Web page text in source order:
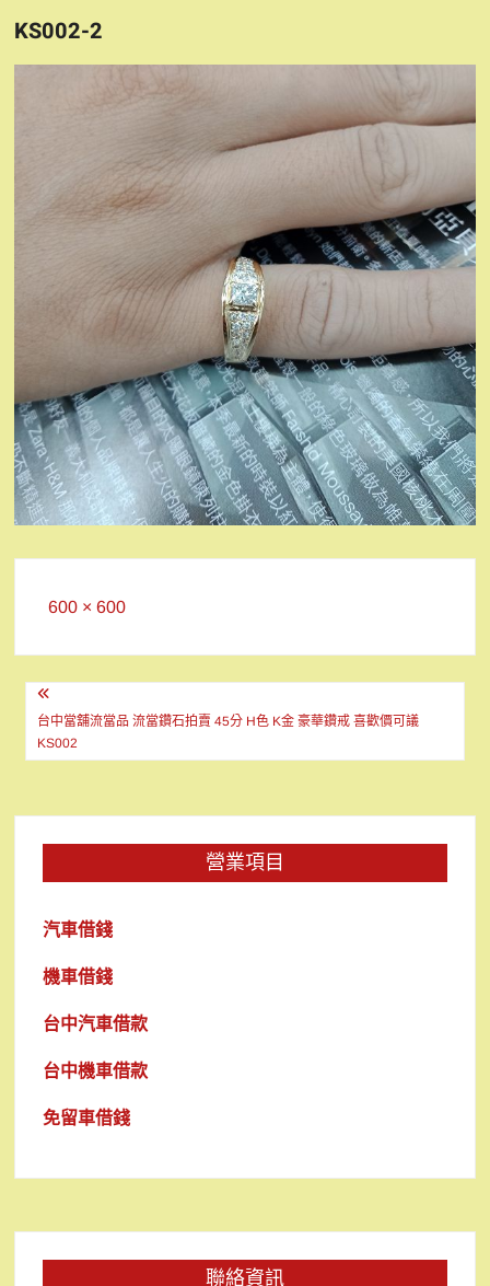
KS002-2
Full
600 × 600
文
章
導
覽
台中當舖流當品 流當鑽石拍賣 45分 H色 K金 豪華鑽戒 喜歡價可議
KS002
營業項目
汽車借錢
機車借錢
台中汽車借款
台中機車借款
免留車借錢
聯絡資訊